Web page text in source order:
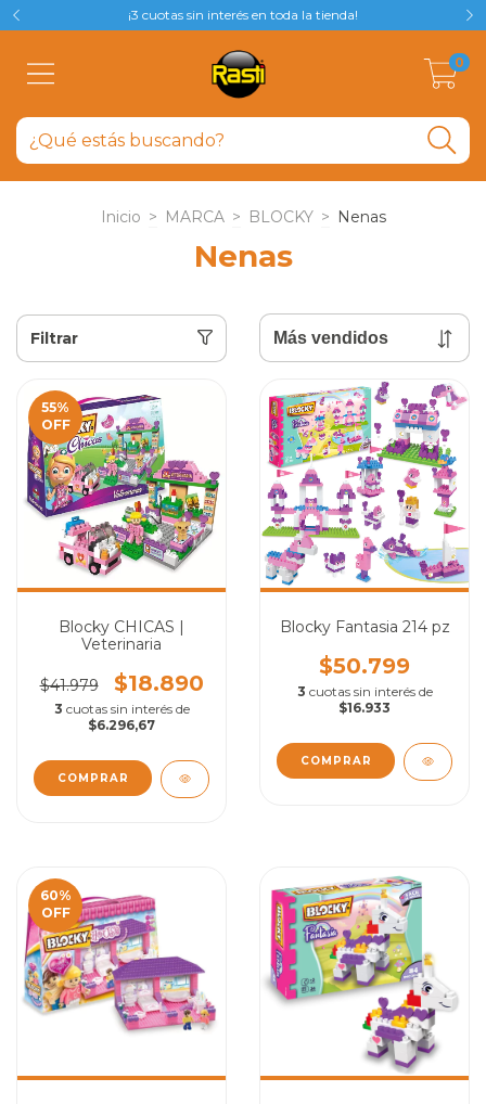
¡3 cuotas sin interés en toda la tienda!
0
Inicio > MARCA > BLOCKY > Nenas
Nenas
Filtrar
55%
OFF
Blocky CHICAS |
Veterinaria
$41.979 $18.890
3 cuotas sin interés de
$6.296,67
Blocky Fantasia 214 pz
$50.799
3 cuotas sin interés de
$16.933
60%
OFF